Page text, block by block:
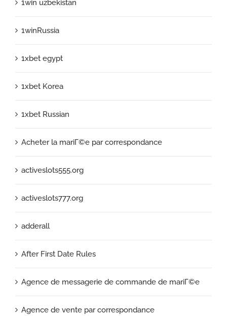
1win uzbekistan
1winRussia
1xbet egypt
1xbet Korea
1xbet Russian
Acheter la mariГ©e par correspondance
activeslots555.org
activeslots777.org
adderall
After First Date Rules
Agence de messagerie de commande de mariГ©e
Agence de vente par correspondance